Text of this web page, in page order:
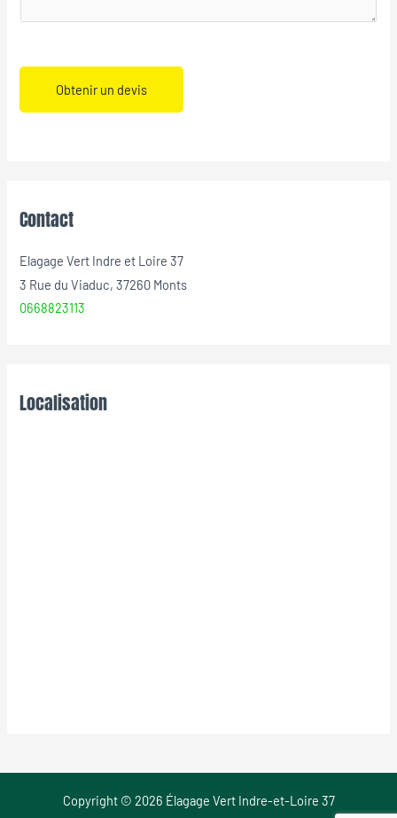
Obtenir un devis
Contact
Elagage Vert Indre et Loire 37
3 Rue du Viaduc, 37260 Monts
0668823113
Localisation
Copyright © 2026 Élagage Vert Indre-et-Loire 37